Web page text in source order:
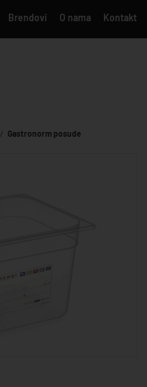
Brendovi O nama Kontakt
Gastronorm posude